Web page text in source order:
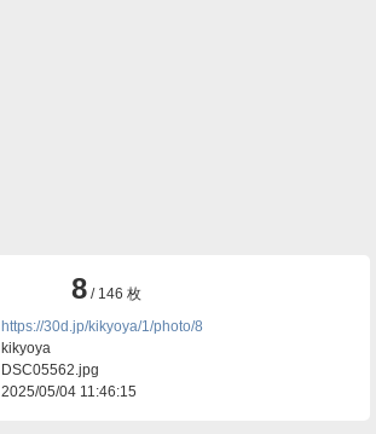
8/ 146 枚
https://30d.jp/kikyoya/1/photo/8
kikyoya
DSC05562.jpg
2025/05/04 11:46:15